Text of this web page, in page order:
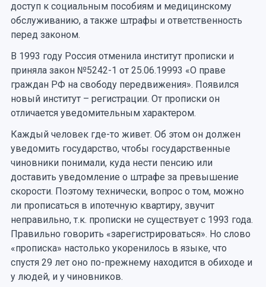
доступ к социальным пособиям и медицинскому
обслуживанию, а также штрафы и ответственность
перед законом.
В 1993 году Россия отменила институт прописки и
приняла закон №5242-1 от 25.06.19993 «О праве
граждан РФ на свободу передвижения». Появился
новый институт – регистрации. От прописки он
отличается уведомительным характером.
Каждый человек где-то живет. Об этом он должен
уведомить государство, чтобы государственные
чиновники понимали, куда нести пенсию или
доставить уведомление о штрафе за превышение
скорости. Поэтому технически, вопрос о том, можно
ли прописаться в ипотечную квартиру, звучит
неправильно, т.к. прописки не существует с 1993 года.
Правильно говорить «зарегистрироваться». Но слово
«прописка» настолько укоренилось в языке, что
спустя 29 лет оно по-прежнему находится в обиходе и
у людей, и у чиновников.